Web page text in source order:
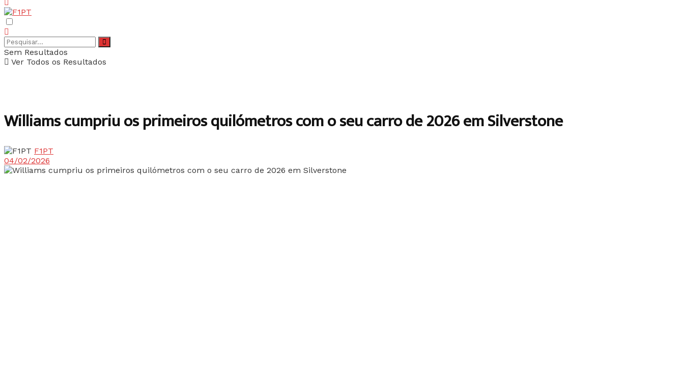
Sem Resultados
Ver Todos os Resultados
Williams cumpriu os primeiros quilómetros com o seu carro de 2026 em Silverstone
F1PT
04/02/2026